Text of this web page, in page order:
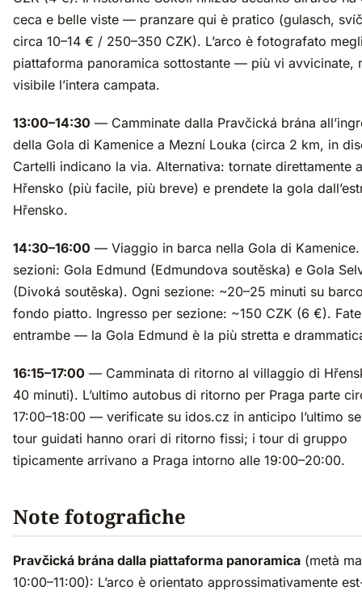
ceca e belle viste — pranzare qui è pratico (gulasch,
circa 10–14 € / 250–350 CZK). L’arco è fotografato
piattaforma panoramica sottostante — più vi avvicinate,
visibile l’intera campata.
13:00–14:30 — Camminate dalla Pravčická brána
della Gola di Kamenice a Mezní Louka (circa 2 km, in
Cartelli indicano la via. Alternativa: tornate direttamente a
Hřensko (più facile, più breve) e prendete la gola
Hřensko.
14:30–16:00 — Viaggio in barca nella Gola di Kamenice.
sezioni: Gola Edmund (Edmundova soutěska) e Gola
(Divoká soutěska). Ogni sezione: ~20–25 minuti su
fondo piatto. Ingresso per sezione: ~150 CZK (6 €).
entrambe — la Gola Edmund è la più stretta e
16:15–17:00 — Camminata di ritorno al villaggio di
40 minuti). L’ultimo autobus di ritorno per Praga parte
17:00–18:00 — verificate su idos.cz in anticipo l’ultimo
tour guidati hanno orari di ritorno fissi; i tour di gruppo
tipicamente arrivano a Praga intorno alle 19:00–20:00.
Note fotografiche
Pravčická brána dalla piattaforma panoramica (metà
10:00–11:00): L’arco è orientato approssimativamente